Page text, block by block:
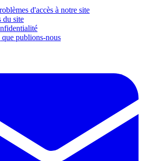
d'accès à notre site
du site
publions-nous